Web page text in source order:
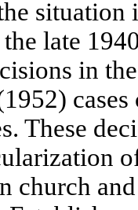
situation
late
in
These
church